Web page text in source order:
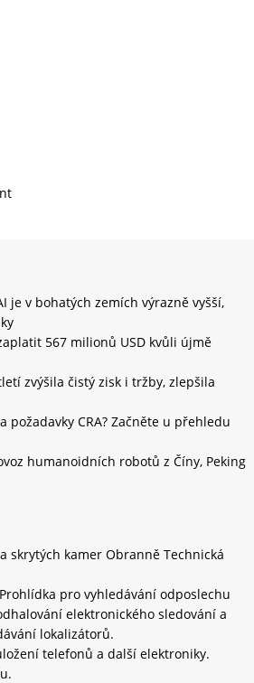
je v bohatých zemích výrazně vyšší,
567 milionů USD kvůli újmě
zvýšila čistý zisk i tržby, zlepšila
požadavky CRA? Začněte u přehledu
humanoidních robotů z Číny, Peking
skrytých kamer Obranně Technická
pro vyhledávání odposlechu
elektronického sledování a
lokalizátorů.
telefonů a další elektroniky.